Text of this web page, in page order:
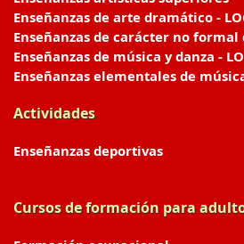
Enseñanzas de arte dramático -
Enseñanzas de carácter no formal
Enseñanzas de música y danza -
Enseñanzas elementales de
Actividades
Enseñanzas deportivas
Cursos de formación para